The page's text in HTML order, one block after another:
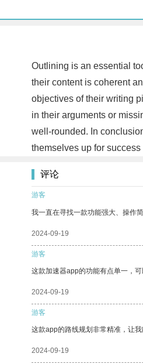
Outlining is an essential
their content is coherent
objectives of their writing
in their arguments or
well-rounded. In
themselves up for
评论
游客
我一直在寻找一款功能强大、操作
2024-09-19
游客
这款加速器app的功能有点单一，
2024-09-19
游客
这款app的路线规划非常精准，让我
2024-09-19